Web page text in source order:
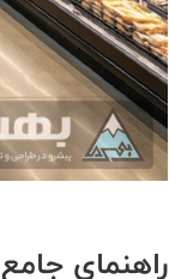
راهنمای